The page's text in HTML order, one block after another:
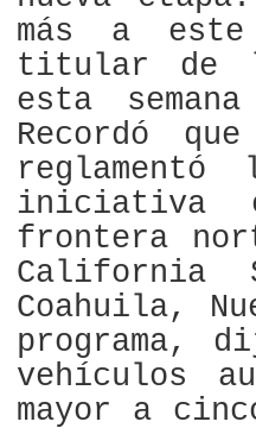
más a
titular de
esta
Recordó
iniciativa
frontera
California
Coahuila,
programa,
vehículos
mayor a